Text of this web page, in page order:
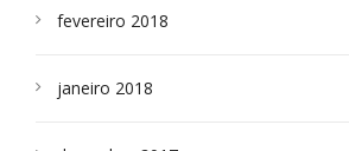
fevereiro 2018
janeiro 2018